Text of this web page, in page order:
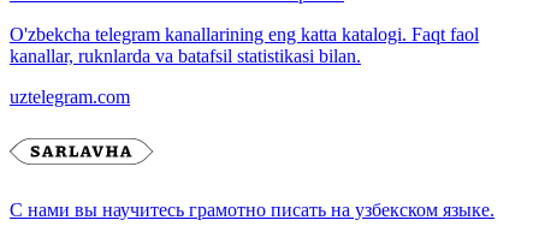
O'zbekcha telegram kanallarining eng katta katalogi. Faqt faol
kanallar, ruknlarda va batafsil statistikasi bilan.
uztelegram.com
С нами вы научитесь грамотно писать на узбекском языке.